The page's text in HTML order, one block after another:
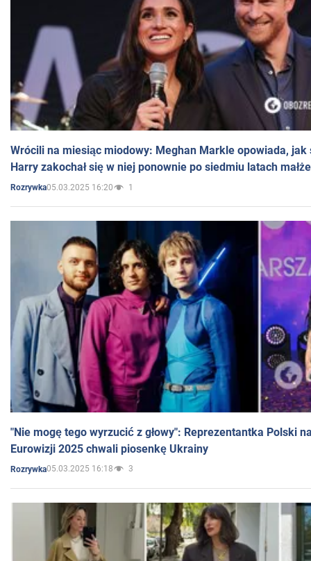
Wrócili na miesiąc miodowy: Meghan Markle opowiada, jak
Harry zakochał się w niej ponownie po siedmiu latach
Rozrywka05.03.2025 16:20 1
"Nie mogę tego wyrzucić z głowy": Reprezentantka Polski
Eurowizji 2025 chwali piosenkę Ukrainy
Rozrywka05.03.2025 16:18 3